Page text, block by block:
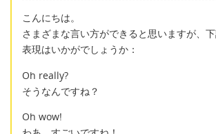
こんにちは。
さまざまな言い方ができると思いますが、
表現はいかがでしょうか：
Oh really?
そうなんですね？
Oh wow!